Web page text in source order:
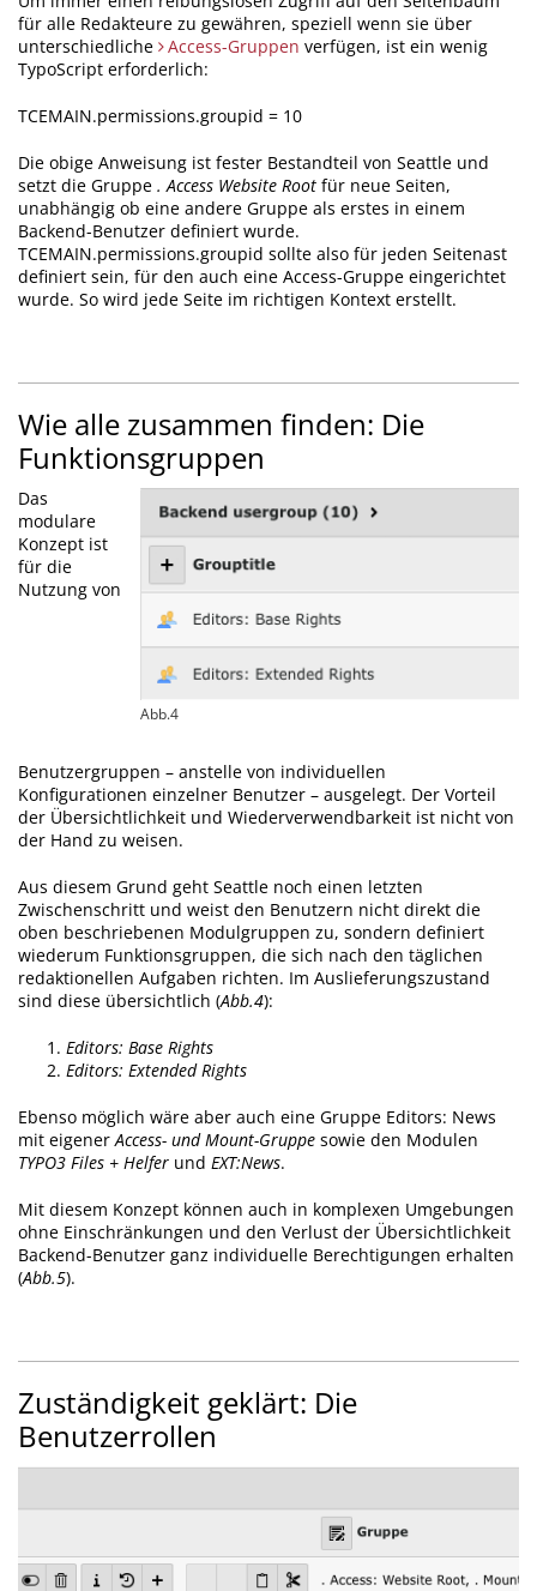
für alle Redakteure zu gewähren, speziell wenn sie über
unterschiedliche
Access-Gruppen verfügen, ist ein wenig
TypoScript erforderlich:
TCEMAIN.permissions.groupid = 10
Die obige Anweisung ist fester Bestandteil von Seattle und
setzt die Gruppe . Access Website Root für neue Seiten,
unabhängig ob eine andere Gruppe als erstes in einem
Backend-Benutzer definiert wurde.
TCEMAIN.permissions.groupid sollte also für jeden Seitenast
definiert sein, für den auch eine Access-Gruppe eingerichtet
wurde. So wird jede Seite im richtigen Kontext erstellt.
Wie alle zusammen finden: Die
Funktionsgruppen
Abb.4
Das
modulare
Konzept ist
für die
Nutzung von
Benutzergruppen – anstelle von individuellen
Konfigurationen einzelner Benutzer – ausgelegt. Der Vorteil
der Übersichtlichkeit und Wiederverwendbarkeit ist nicht von
der Hand zu weisen.
Aus diesem Grund geht Seattle noch einen letzten
Zwischenschritt und weist den Benutzern nicht direkt die
oben beschriebenen Modulgruppen zu, sondern definiert
wiederum Funktionsgruppen, die sich nach den täglichen
redaktionellen Aufgaben richten. Im Auslieferungszustand
sind diese übersichtlich (Abb.4):
Editors: Base Rights
Editors: Extended Rights
Ebenso möglich wäre aber auch eine Gruppe Editors: News
mit eigenerAccess- und Mount-Gruppe sowie den Modulen
TYPO3 Files + Helfer und EXT:News.
Mit diesem Konzept können auch in komplexen Umgebungen
ohne Einschränkungen und den Verlust der Übersichtlichkeit
Backend-Benutzer ganz individuelle Berechtigungen erhalten
(Abb.5).
Zuständigkeit geklärt: Die
Benutzerrollen